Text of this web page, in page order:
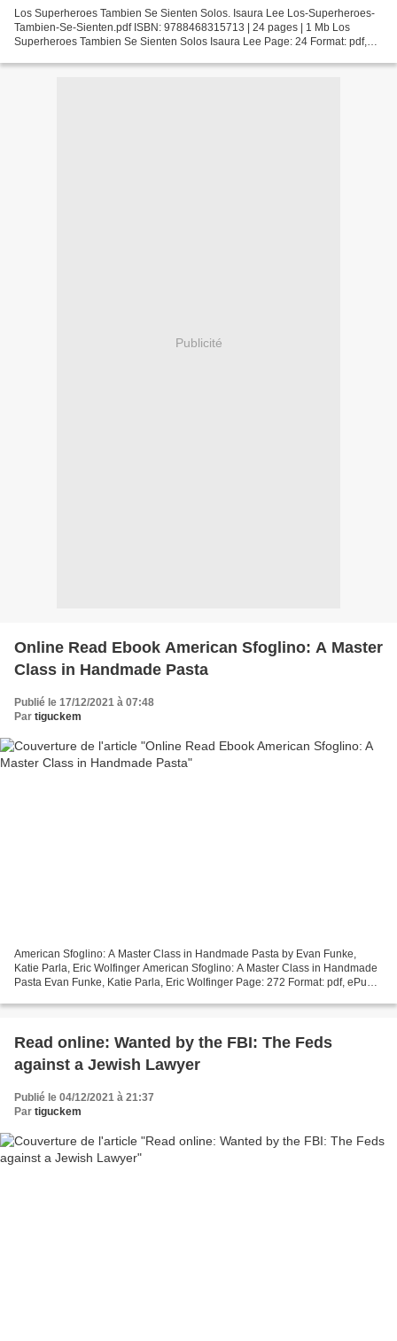
Los Superheroes Tambien Se Sienten Solos. Isaura Lee Los-Superheroes-
Tambien-Se-Sienten.pdf ISBN: 9788468315713 | 24 pages | 1 Mb Los
Superheroes Tambien Se Sienten Solos Isaura Lee Page: 24 Format: pdf,
Publicité
Online Read Ebook American Sfoglino: A Master
Class in Handmade Pasta
Publié le 17/12/2021 à 07:48
Par tiguckem
American Sfoglino: A Master Class in Handmade Pasta by Evan Funke,
Katie Parla, Eric Wolfinger American Sfoglino: A Master Class in Handmade
Pasta Evan Funke, Katie Parla, Eric Wolfinger Page: 272 Format: pdf, ePub,
Read online: Wanted by the FBI: The Feds
against a Jewish Lawyer
Publié le 04/12/2021 à 21:37
Par tiguckem